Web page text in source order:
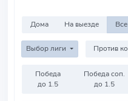
Дома На выезде Все
Выбор лиги
Победа
до 1.5
Победа соп.
до 1.5